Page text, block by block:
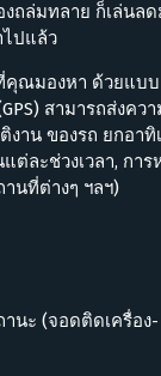
ล่มทลาย ก็เล่นลด
ไปแล้ว
ปที่คุณมองหา ด้วยแ
สามารถส่งค
งาน ของรถ ยกอา
ต่ละช่วงเวลา, กา
นที่ต่างๆ ฯลฯ)
นะ (จอดติดเครื่อง